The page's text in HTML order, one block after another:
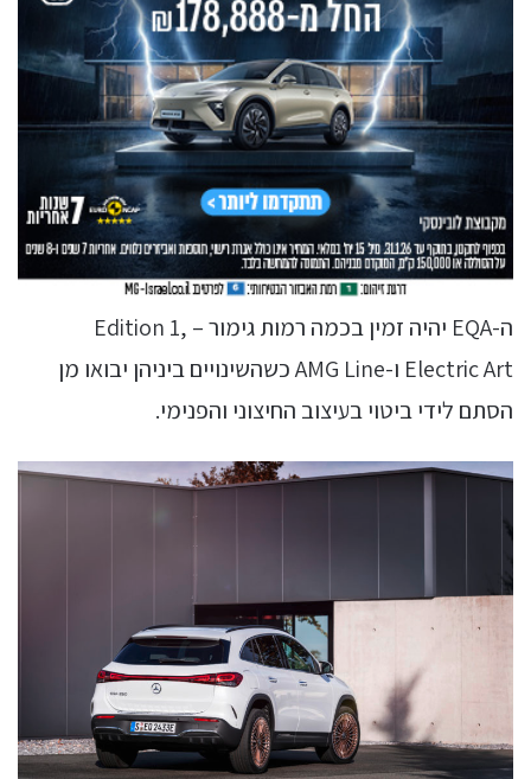
ה-EQA יהיה זמין בכמה רמות גימור – Edition 1,
Electric Art ו-AMG Line כשהשינויים ביניהן יבואו מן
הסתם לידי ביטוי בעיצוב החיצוני והפנימי.